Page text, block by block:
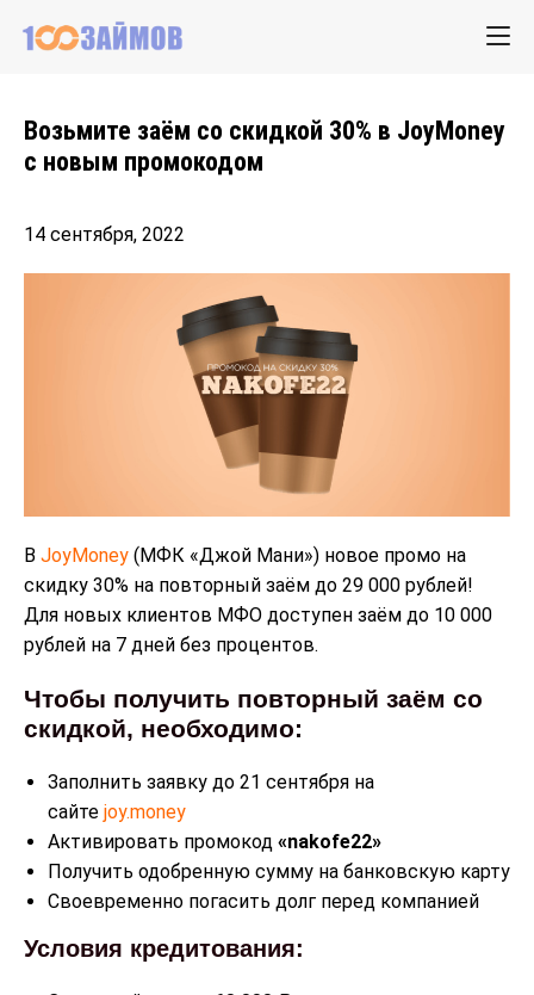
Возьмите заём со скидкой 30% в JoyMoney
с новым промокодом
14 сентября, 2022
В JoyMoney (МФК «Джой Мани») новое промо на
скидку 30% на повторный заём до 29 000 рублей!
Для новых клиентов МФО доступен заём до 10 000
рублей на 7 дней без процентов.
Чтобы получить повторный заём со
скидкой, необходимо:
Заполнить заявку до 21 сентября на
сайте joy.money
Активировать промокод «nakofe22»
Получить одобренную сумму на банковскую карту
Своевременно погасить долг перед компанией
Условия кредитования: